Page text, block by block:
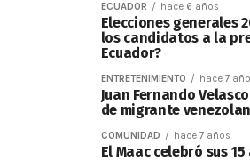
ECUADOR hace 6 años
Elecciones generales
los candidatos a la
Ecuador?
ENTRETENIMIENTO hace 7
Juan Fernando
de migrante
COMUNIDAD hace 7 años
El Maac celebró sus